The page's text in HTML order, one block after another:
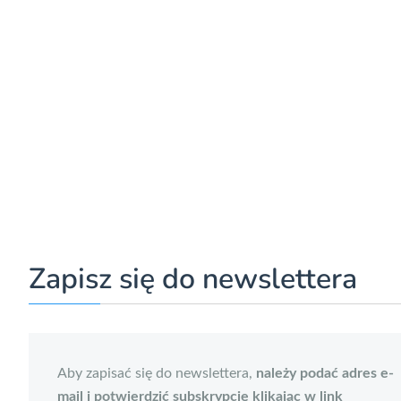
Zapisz się do newslettera
Aby zapisać się do newslettera, należy podać adres e-
mail i potwierdzić subskrypcję klikając w link